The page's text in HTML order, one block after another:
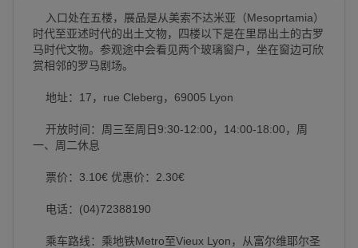
入口处在五楼，展品是从美索不达米亚（Mesoprtamia）
时代至亚述时代的出土文物，四楼以下是在里昂出土的古罗
马时代文物。参观途中会看见两个玻璃窗户，坐在窗边可欣
赏相邻的罗马剧场。
地址：17，rue Cleberg，69005 Lyon
开放时间：周三至周日9:30-12:00，14:00-18:00，周
一、周二休息
票价：3.10€ 优惠价：2.30€
电话：(04)72388190
乘车路线：乘地铁Metro至Vieux Lyon，从富尔维耶尔圣